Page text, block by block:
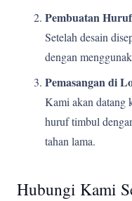
Pembuatan
Setelah desain
dengan
Pemasangan di
Kami akan datang
huruf timbul
tahan lama.
Hubungi Kami